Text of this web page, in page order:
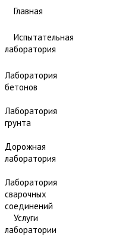
Главная
Испытательная
лаборатория
Лаборатория
бетонов
Лаборатория
грунта
Дорожная
лаборатория
Лаборатория
сварочных
соединений
Услуги
лаборатории